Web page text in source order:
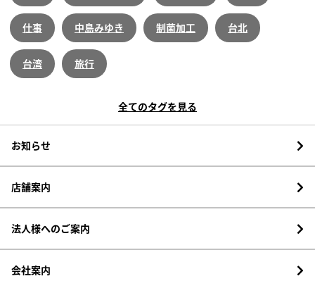
仕事 中島みゆき 制菌加工 台北
台湾 旅行
全てのタグを見る
お知らせ
店舗案内
法人様へのご案内
会社案内